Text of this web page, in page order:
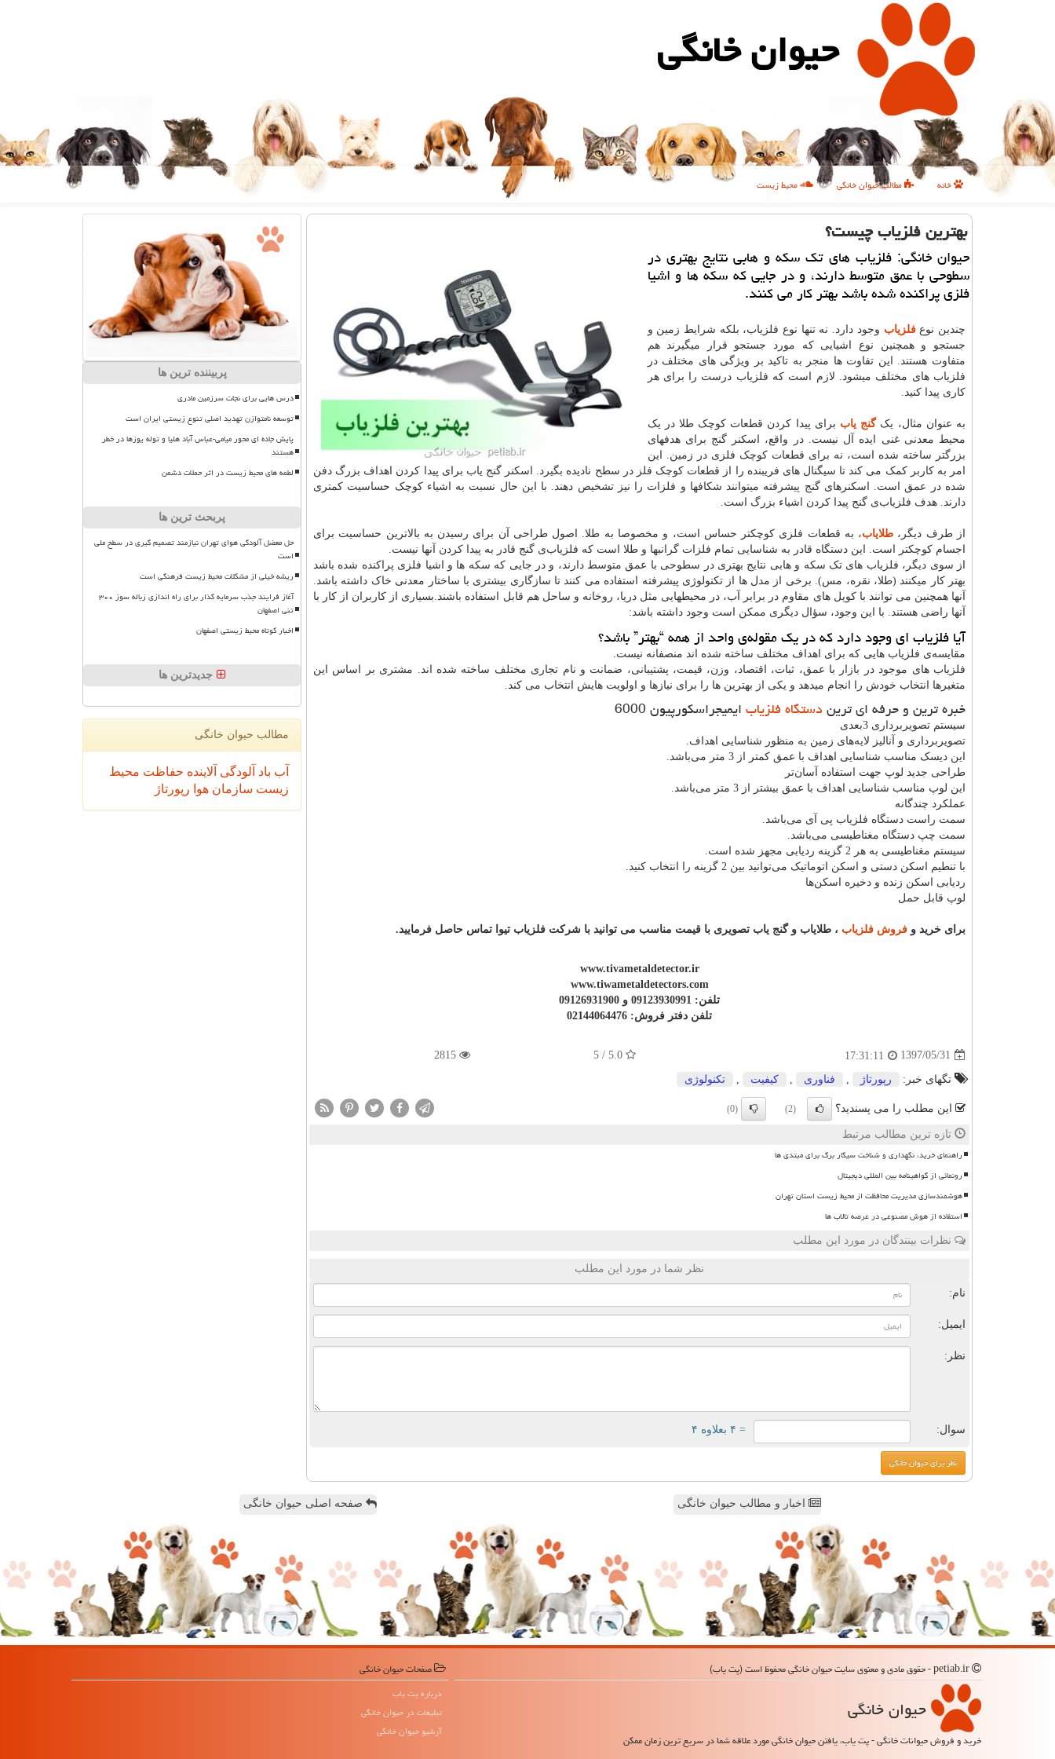
حیوان خانگی
خانه مطالب حیوان خانگی محیط زیست
بهترین فلزیاب چیست؟
حیوان خانگی: فلزیاب های تك سكه و هابی نتایج بهتری در
سطوحی با عمق متوسط دارند، و در جایی كه سكه ها و اشیا
فلزی پراكنده شده باشد بهتر كار می كنند.
چندین نوعفلزیاب وجود دارد. نه تنها نوع فلزیاب، بلکه شرایط زمین و
جستجو و همچنین نوع اشیایی که مورد جستجو قرار میگیرند هم
متفاوت هستند. این تفاوت ها منجر به تاکید بر ویژگی های مختلف در
فلزیاب های مختلف میشود. لازم است که فلزیاب‌ درست را برای هر
کاری پیدا کنید.
به عنوان مثال، یکگنج یاب برای پیدا کردن قطعات کوچک طلا در یک
محیط معدنی غنی ایده آل نیست. در واقع، اسکنر گنج برای هدفهای
بزرگتر ساخته شده است، نه برای قطعات کوچک فلزی در زمین. این
امر به کاربر کمک می کند تا سیگنال های فریبنده را از قطعات کوچک فلز در سطح نادیده بگیرد. اسکنر گنج یاب برای پیدا کردن اهداف بزرگ دفن
شده در عمق است. اسکنرهای گنج پیشرفته میتوانند شکافها و فلزات را نیز تشخیص دهند. با این حال نسبت به اشیاء کوچک حساسیت کمتری
دارند. هدف فلزیاب‌ی گنج پیدا کردن اشیاء بزرگ است.
از طرف دیگر، طلایاب، به قطعات فلزی کوچکتر حساس است، و مخصوصا به طلا. اصول طراحی آن برای رسیدن به بالاترین حساسیت برای
اجسام کوچکتر است. این دستگاه قادر به شناسایی تمام فلزات گرانبها و طلا است که فلزیاب‌ی گنج قادر به پیدا کردن آنها نیست.
از سوی دیگر، فلزیاب های تک سکه و هابی نتایج بهتری در سطوحی با عمق متوسط دارند، و در جایی که سکه ها و اشیا فلزی پراکنده شده باشد
بهتر کار میکنند (طلا، نقره، مس). برخی از مدل ها از تکنولوژی پیشرفته استفاده می کنند تا سازگاری بیشتری با ساختار معدنی خاک داشته باشد.
آنها همچنین می توانند با کویل های مقاوم در برابر آب، در محیطهایی مثل دریا، روخانه و ساحل هم قابل استفاده باشند.بسیاری از کاربران از کار با
آنها راضی هستند. با این وجود، سؤال دیگری ممکن است وجود داشته باشد:
آیا فلزیاب ای وجود دارد که در یک مقوله‌ی واحد از همه “بهتر” باشد؟
مقایسه‌ی فلزیاب هایی که برای اهداف مختلف ساخته شده اند منصفانه نیست.
فلزیاب های موجود در بازار با عمق، ثبات، اقتصاد، وزن، قیمت، پشتیبانی، ضمانت و نام تجاری مختلف ساخته شده اند. مشتری بر اساس این
متغیرها انتخاب خودش را انجام میدهد و یکی از بهترین ها را برای نیازها و اولویت هایش انتخاب می کند.
خبره ترین و حرفه ای تریندستگاه فلزیابایمیجراسکورپیون 6000
سیستم تصویربرداری 3بعدی
تصویربرداری و آنالیز لایه‌های زمین به منظور شناسایی اهداف.
این دیسک مناسب شناسایی اهداف با عمق کمتر از 3 متر می‌باشد.
طراحی جدید لوپ جهت استفاده آسان‌تر
این لوپ مناسب شناسایی اهداف با عمق بیشتر از 3 متر می‌باشد.
عملکرد چندگانه
سمت راست دستگاه فلزیاب پی آی می‌باشد.
سمت چپ دستگاه مغناطیسی می‌باشد.
سیستم مغناطیسی به هر 2 گزینه ردیابی مجهز شده است.
با تنطیم اسکن دستی و اسکن اتوماتیک می‌توانید بین 2 گزینه را انتخاب کنید.
ردیابی اسکن زنده و دخیره اسکن‌ها
لوپ قابل حمل
برای خرید و فروش فلزیاب ، طلایاب و گنج یاب تصویری با قیمت مناسب می توانید با شرکت فلزیاب تیوا تماس حاصل فرمایید.
www.tivametaldetector.ir
www.tiwametaldetectors.com
تلفن: 09123930991 و 09126931900
تلفن دفتر فروش: 02144064476
1397/05/31
17:31:11
5.0 / 5
2815
تگهای خبر: رپورتاژ فناوری كیفیت تكنولوژی
این مطلب را می پسندید؟ (2)
(0)
تازه ترین مطالب مرتبط
راهنمای خرید، نگهداری و شناخت سیگار برگ برای مبتدی ها
رونمائی از گواهینامه بین المللی دیجیتال
هوشمندسازی مدیریت محافظت از محیط زیست استان تهران
استفاده از هوش مصنوعی در عرصه تالاب ها
نظرات بینندگان در مورد این مطلب
نظر شما در مورد این مطلب
نام:
ایمیل:
نظر:
سوال: = ۴ بعلاوه ۴
پربیننده ترین ها
درس هایی برای نجات سرزمین مادری
توسعه نامتوازن تهدید اصلی تنوع زیستی ایران است
پایش جاده ای محور میامی-عباس آباد هلیا و توله یوزها در خطر
هستند
لطمه های محیط زیست در اثر حملات دشمن
پربحث ترین ها
حل معضل آلودگی هوای تهران نیازمند تصمیم گیری در سطح ملی
است
ریشه خیلی از مشکلات محیط زیست فرهنگی است
آغاز فرایند جذب سرمایه گذار برای راه اندازی زباله سوز ۳۰۰
تنی اصفهان
اخبار کوتاه محیط زیستی اصفهان
جدیدترین ها
مطالب حیوان خانگی
آب باد آلودگی آلاینده حفاظت محیط
زیست سازمان هوا رپورتاژ
اخبار و مطالب حیوان خانگی صفحه اصلی حیوان خانگی
حیوان خانگی
خرید و فروش حیوانات خانگی - پت یاب، یافتن حیوان خانگی مورد علاقه شما در سریع ترین زمان ممکن
صفحات حیوان خانگی
درباره پت یاب
تبلیغات در حیوان خانگی
آرشیو حیوان خانگی